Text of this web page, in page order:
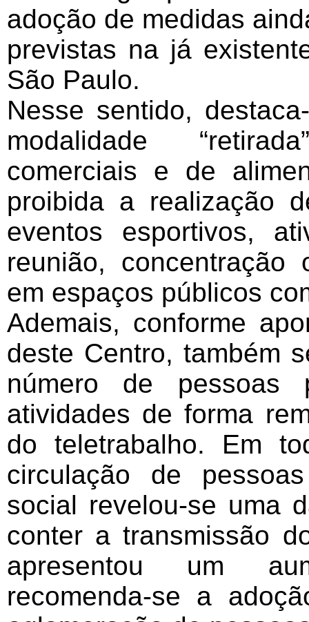
adoção de medidas
previstas na já
São Paulo.
Nesse sentido,
modalidade
comerciais e de
proibida a realização
eventos esportivos,
reunião, concentração
em espaços públicos
Ademais, conforme
deste Centro, também
número de pessoas
atividades de forma
do teletrabalho. Em
circulação de
social revelou-se uma
conter a transmissão
apresentou um
recomenda-se a